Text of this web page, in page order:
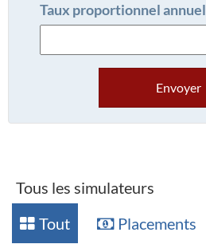
Taux proportionnel annuel
Envoyer
Tous les simulateurs
Tout
Placements